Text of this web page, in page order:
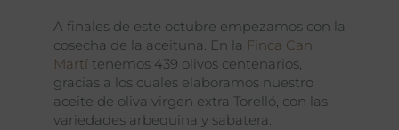
A finales de este octubre empezamos con la
cosecha de la aceituna. En la Finca Can
Martí tenemos 439 olivos centenarios,
gracias a los cuales elaboramos nuestro
aceite de oliva virgen extra Torelló, con las
variedades arbequina y sabatera.